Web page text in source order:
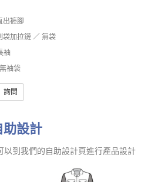
出褲腳
袋加拉鏈 ／ 無袋
袖
袖袋
詢問
助設計
以到我們的自助設計頁進行產品設計